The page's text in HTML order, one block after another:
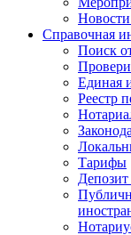
Справочная
Поиск
Единая
Реестр
Тарифы
Депозит